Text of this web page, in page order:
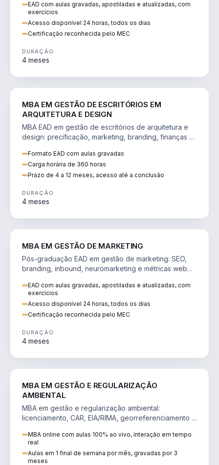
EAD com aulas gravadas, apostiladas e atualizadas, com
exercícios
Acesso disponível 24 horas, todos os dias
Certificação reconhecida pelo MEC
DURAÇÃO
4 meses
MBA EM GESTÃO DE ESCRITÓRIOS EM
ARQUITETURA E DESIGN
MBA EAD em gestão de escritórios de arquitetura e
design: precificação, marketing, branding, finanças e
Formato EAD com aulas gravadas
Carga horária de 360 horas
Prazo de 4 a 12 meses, acesso até a conclusão
DURAÇÃO
4 meses
MBA EM GESTÃO DE MARKETING
Pós-graduação EAD em gestão de marketing: SEO,
branding, inbound, neuromarketing e métricas web
EAD com aulas gravadas, apostiladas e atualizadas, com
exercícios
Acesso disponível 24 horas, todos os dias
Certificação reconhecida pelo MEC
DURAÇÃO
4 meses
MBA EM GESTÃO E REGULARIZAÇÃO
AMBIENTAL
MBA em gestão e regularização ambiental:
licenciamento, CAR, EIA/RIMA, georreferenciamento e
MBA online com aulas 100% ao vivo, interação em tempo
real
Aulas em 1 final de semana por mês, gravadas por 3
meses